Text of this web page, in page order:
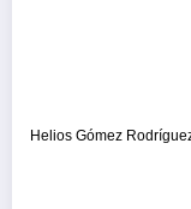
Helios Gómez